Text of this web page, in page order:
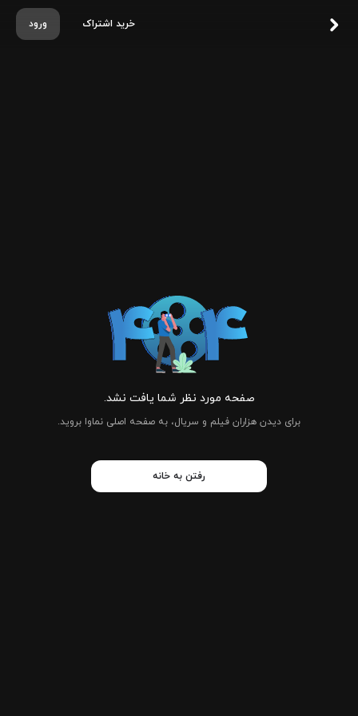
ورود خرید اشتراک
صفحه مورد نظر شما یافت نشد.
برای دیدن هزاران فیلم و سریال، به صفحه اصلی نماوا بروید.
رفتن به خانه